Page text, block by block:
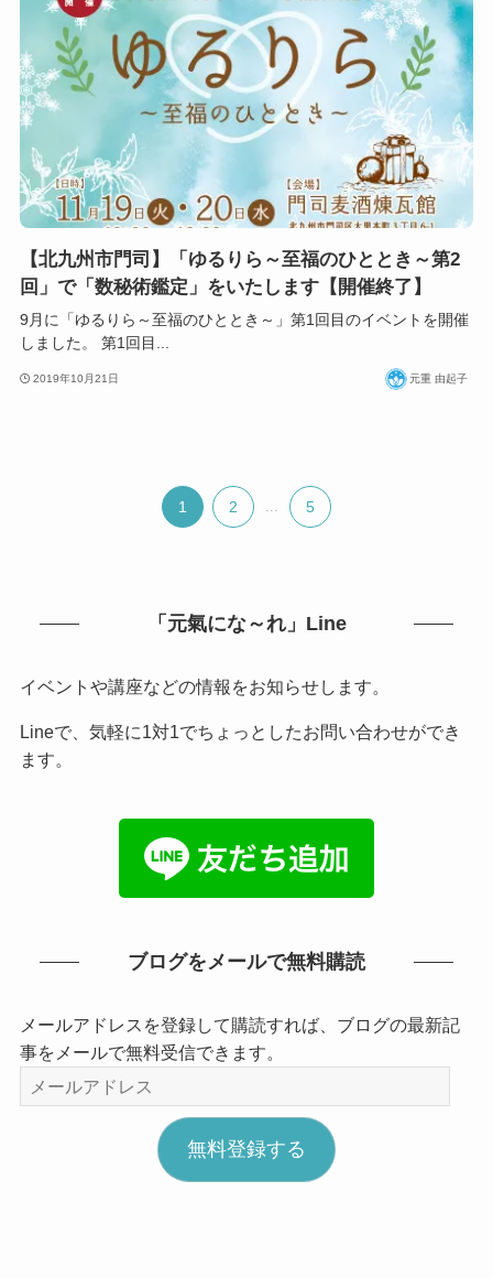
【北九州市門司】「ゆるりら～至福のひととき～第2
回」で「数秘術鑑定」をいたします【開催終了】
9月に「ゆるりら～至福のひととき～」第1回目のイベントを開催
しました。 第1回目...
2019年10月21日 元重 由起子
1 2 5
「元氣にな～れ」Line
イベントや講座などの情報をお知らせします。
Lineで、気軽に1対1でちょっとしたお問い合わせができ
ます。
ブログをメールで無料購読
メールアドレスを登録して購読すれば、ブログの最新記
事をメールで無料受信できます。
ー
無料登録する